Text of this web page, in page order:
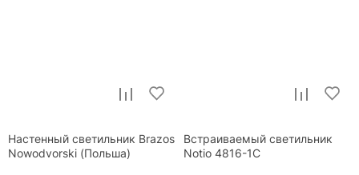
Настенный светильник Brazos
Nowodvorski (Польша)
Встраиваемый светильник
Notio 4816-1C